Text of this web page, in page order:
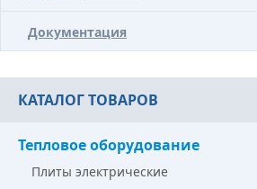
Документация
КАТАЛОГ ТОВАРОВ
Тепловое оборудование
Плиты электрические